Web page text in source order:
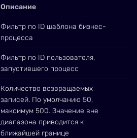
Описание
Фильтр по ID шаблона бизнес-
процесса
Фильтр по ID пользователя,
запустившего процесс
Количество возвращаемых
записей. По умолчанию 50,
максимум 500. Значение вне
диапазона приводится к
ближайшей границе